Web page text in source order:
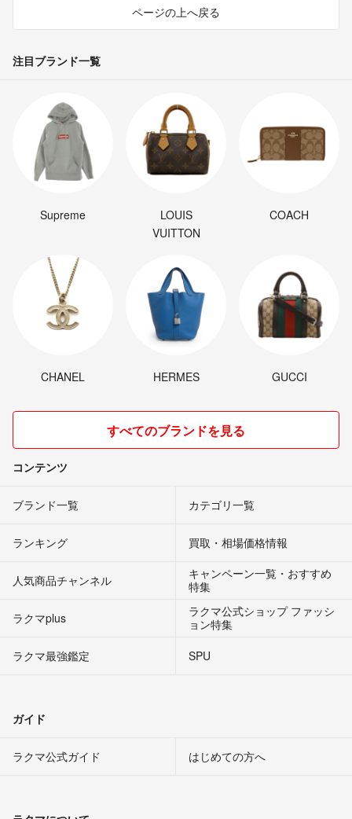
ページの上へ戻る
注目ブランド一覧
Supreme
LOUIS
VUITTON
COACH
CHANEL HERMES GUCCI
すべてのブランドを見る
コンテンツ
ブランド一覧 カテゴリ一覧
ランキング 買取・相場価格情報
人気商品チャンネル
キャンペーン一覧・おすすめ
特集
ラクマplus
ラクマ公式ショップ ファッシ
ョン特集
ラクマ最強鑑定
SPU
ガイド
ラクマ公式ガイド はじめての方へ